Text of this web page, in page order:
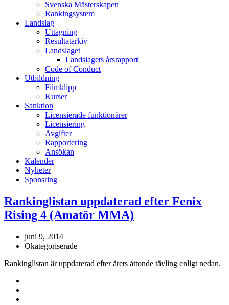
Svenska Mästerskapen
Rankingsystem
Landslag
Uttagning
Resultatarkiv
Landslaget
Landslagets årsrapport
Code of Conduct
Utbildning
Filmklipp
Kurser
Sanktion
Licensierade funktionärer
Licensiering
Avgifter
Rapportering
Ansökan
Kalender
Nyheter
Sponsring
Rankinglistan uppdaterad efter Fenix
Rising 4 (Amatör MMA)
juni 9, 2014
Okategoriserade
Rankinglistan är uppdaterad efter årets åttonde tävling enligt nedan.